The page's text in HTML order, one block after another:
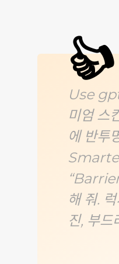
Use
미엄 스
에 반투
해 줘.
진, 부드